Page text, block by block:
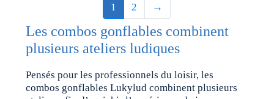
1 2 →
Les combos gonflables combinent
plusieurs ateliers ludiques
Pensés pour les professionnels du loisir, les
combos gonflables Lukylud combinent plusieurs